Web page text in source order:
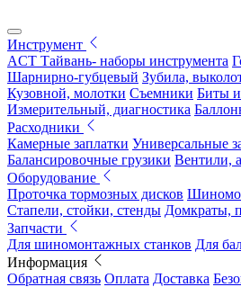
Инструмент
ACT Тайвань- наборы инструмента
Шарнирно-губцевый Зубила,
Кузовной, молотки Съемники Биты
Измерительный, диагностика
Расходники
Камерные заплатки Универсальные
Балансировочные грузики Вентили,
Оборудование
Проточка тормозных дисков
Стапели, стойки, стенды Домкраты,
Запчасти
Для шиномонтажных станков Для
Информация
Обратная связь Оплата Доставка